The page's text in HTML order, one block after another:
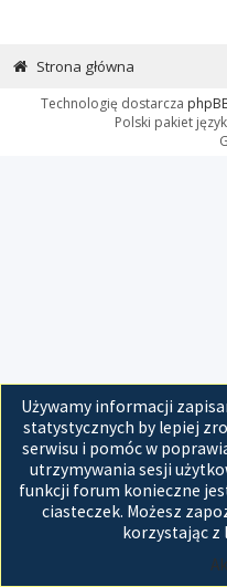
Używamy informacji
statystycznych by lepiej
serwisu i pomóc w
utrzymywania sesji
funkcji forum konieczne
ciasteczek. Możesz
korzystając z
Strona główna
Technologię dostarcza
Polski pakiet